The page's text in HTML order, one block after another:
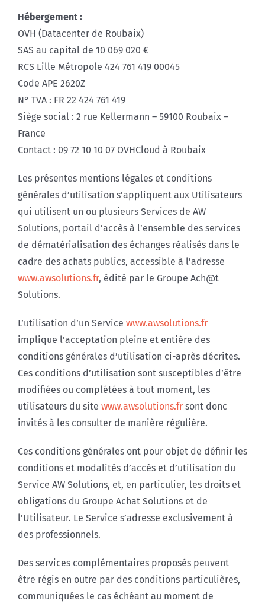
Hébergement :
OVH (Datacenter de Roubaix)
SAS au capital de 10 069 020 €
RCS Lille Métropole 424 761 419 00045
Code APE 2620Z
N° TVA : FR 22 424 761 419
Siège social : 2 rue Kellermann – 59100 Roubaix –
France
Contact : 09 72 10 10 07 OVHCloud à Roubaix
Les présentes mentions légales et conditions
générales d’utilisation s’appliquent aux Utilisateurs
qui utilisent un ou plusieurs Services de AW
Solutions, portail d’accès à l’ensemble des services
de dématérialisation des échanges réalisés dans le
cadre des achats publics, accessible à l’adresse
www.awsolutions.fr, édité par le Groupe Ach@t
Solutions.
L’utilisation d’un Service www.awsolutions.fr
implique l’acceptation pleine et entière des
conditions générales d’utilisation ci-après décrites.
Ces conditions d’utilisation sont susceptibles d’être
modifiées ou complétées à tout moment, les
utilisateurs du site www.awsolutions.fr sont donc
invités à les consulter de manière régulière.
Ces conditions générales ont pour objet de définir les
conditions et modalités d’accès et d’utilisation du
Service AW Solutions, et, en particulier, les droits et
obligations du Groupe Achat Solutions et de
l’Utilisateur. Le Service s’adresse exclusivement à
des professionnels.
Des services complémentaires proposés peuvent
être régis en outre par des conditions particulières,
communiquées le cas échéant au moment de